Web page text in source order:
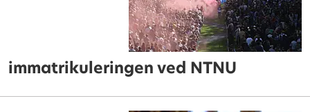
immatrikuleringen ved NTNU